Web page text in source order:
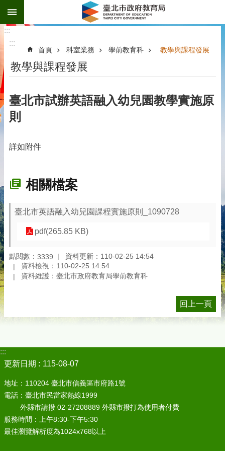
跳到主要內容區塊
:::
:::
首頁 科室業務 學前教育科 教學與課程發展
教學與課程發展
臺北市試辦英語融入幼兒園教學實施原
則
詳如附件
相關檔案
臺北市英語融入幼兒園課程實施原則_1090728
pdf(265.85 KB)
點閱數： 3339
資料更新：110-02-25 14:54
資料檢視：110-02-25 14:54
資料維護：臺北市政府教育局學前教育科
回上一頁
:::
更新日期
115-08-07
地址：110204 臺北市信義區市府路1號
電話：臺北市民當家熱線1999
外縣市請撥 02-27208889 外縣市撥打為使用者付費
服務時間：上午8:30-下午5:30
最佳瀏覽解析度為1024x768以上